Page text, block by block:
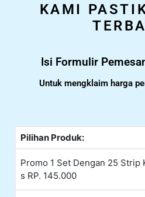
KAMI
Isi Formulir
Untuk mengklaim harga
Pilihan Produk:
Promo 1 Set Dengan 25 Strip
s RP. 145.000